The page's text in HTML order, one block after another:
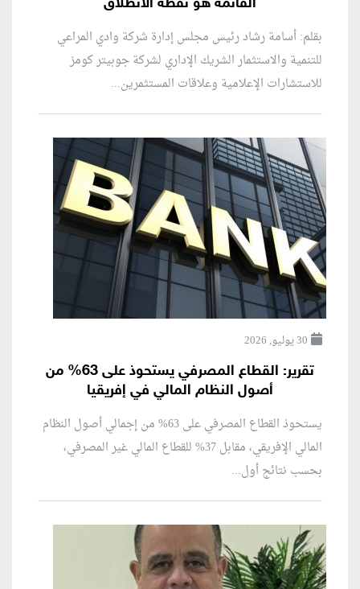
القائمة هو نقطة الانطلاق
بقلم: أسامة رشاد رئيس مجلس إدارة شركة وادي المراعي
للتنمية والاستثمار الشريك الإداري لشركة جوبيتر كومز
للاستشارات الإعلامية وعلاقات المستثمرين...
30 يوليو, 2026
تقرير: القطاع المصرفي يستحوذ على 63% من
أصول النظام المالي في إفريقيا
يستحوذ القطاع المصرفي على 63% من إجمالي أصول النظام
المالي الإفريقي، مقابل 37% للقطاع المالي غير المصرفي،
بحسب نتائج أول...